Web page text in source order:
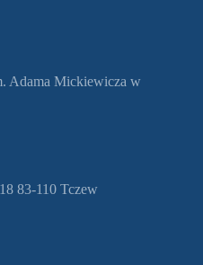
Adama Mickiewicza w
83-110 Tczew